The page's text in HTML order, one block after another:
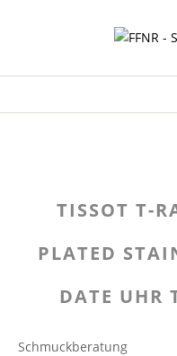
TISSOT T-
PLATED
DATE UHR
Schmuckberatung